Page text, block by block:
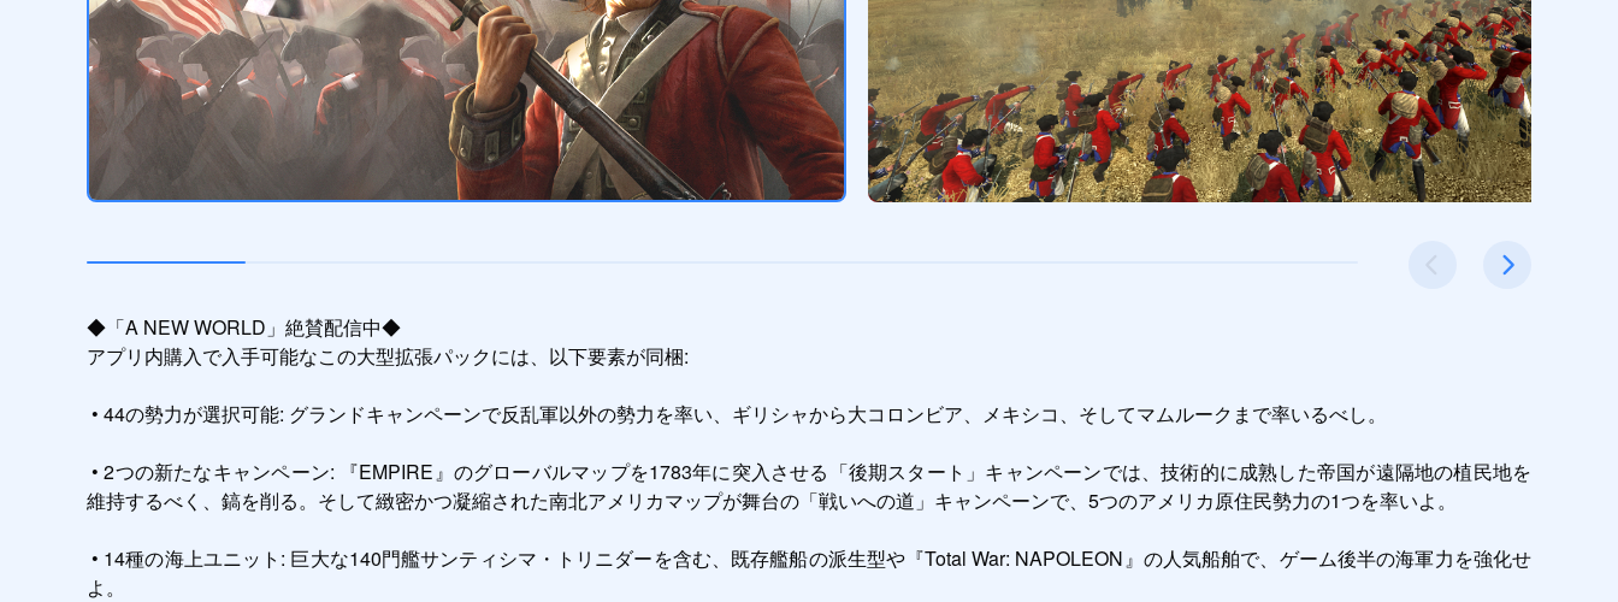
◆「A NEW WORLD」絶賛配信中◆
アプリ内購入で入手可能なこの大型拡張パックには、以下要素が同梱:
• 2つの新たなキャンペーン: 『EMPIRE』のグローバルマップを1783年に突入させる「後期スタート」キャンペーンでは、技術的に成熟した帝国が遠隔地の植民地を
維持するべく、鎬を削る。そして緻密かつ凝縮された南北アメリカマップが舞台の「戦いへの道」キャンペーンで、5つのアメリカ原住民勢力の1つを率いよ。
• 14種の海上ユニット: 巨大な140門艦サンティシマ・トリニダーを含む、既存艦船の派生型や『Total War: NAPOLEON』の人気船舶で、ゲーム後半の海軍力を強化せ
よ。